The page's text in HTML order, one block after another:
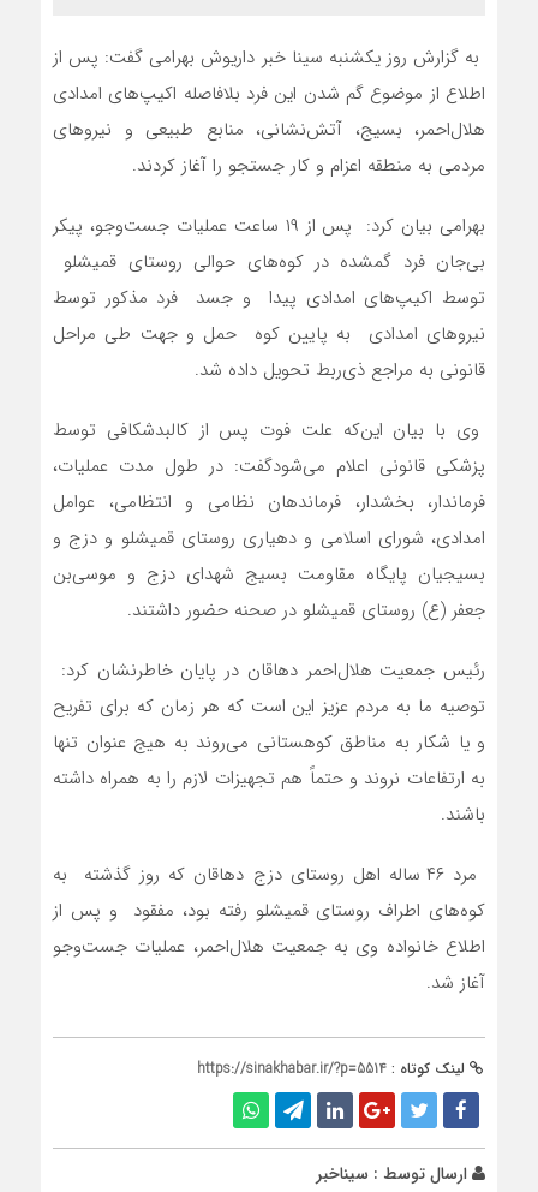
به گزارش روز یکشنبه سینا خبر داریوش بهرامی گفت: پس از
اطلاع از موضوع گم شدن این فرد بلافاصله اکیپ‌های امدادی
هلال‌احمر، بسیج، آتش‌نشانی، منابع طبیعی و نیروهای
مردمی به منطقه اعزام و کار جستجو را آغاز کردند.
بهرامی بیان کرد: پس از ۱۹ ساعت عملیات جست‌وجو، پیکر
بی‌جان فرد گمشده در کوه‌های حوالی روستای قمیشلو
توسط اکیپ‌های امدادی پیدا و جسد فرد مذکور توسط
نیروهای امدادی به پایین کوه حمل و جهت طی مراحل
قانونی به مراجع ذی‌ربط تحویل داده شد.
وی با بیان این‌که علت فوت پس از کالبدشکافی توسط
پزشکی قانونی اعلام می‌شودگفت: در طول مدت عملیات،
فرماندار، بخشدار، فرماندهان نظامی و انتظامی، عوامل
امدادی، شورای اسلامی و دهیاری روستای قمیشلو و دزج و
بسیجیان پایگاه مقاومت بسیج شهدای دزج و موسی‌بن
جعفر (ع) روستای قمیشلو در صحنه حضور داشتند.
رئیس جمعیت هلال‌احمر دهاقان در پایان خاطرنشان کرد:
توصیه ما به مردم عزیز این است که هر زمان که برای تفریح
و یا شکار به مناطق کوهستانی می‌روند به هیج عنوان تنها
به ارتفاعات نروند و حتماً هم تجهیزات لازم را به همراه داشته
باشند.
مرد ۴۶ ساله اهل روستای دزج دهاقان که روز گذشته به
کوه‌های اطراف روستای قمیشلو رفته بود، مفقود و پس از
اطلاع خانواده وی به جمعیت هلال‌احمر، عملیات جست‌وجو
آغاز شد.
لینک کوتاه : https://sinakhabar.ir/?p=5514
ارسال توسط : سیناخبر